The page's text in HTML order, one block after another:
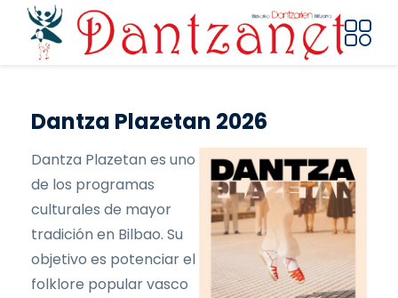
Pasar al contenido principal
Dantza Plazetan 2026
Dantza Plazetan es uno
de los programas
culturales de mayor
tradición en Bilbao. Su
objetivo es potenciar el
folklore popular vasco